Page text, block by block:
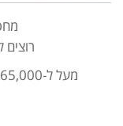
מעל ל-65,000 המתנדבים והמתנדבות מחכים לכם!